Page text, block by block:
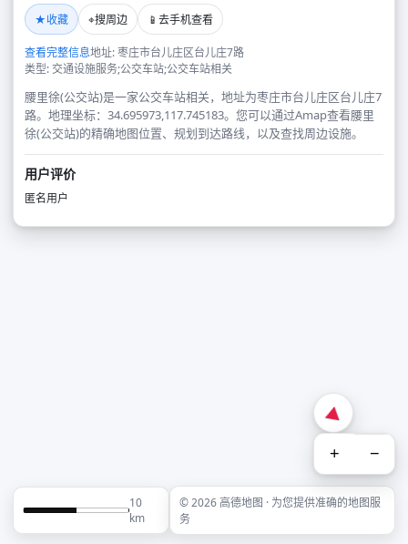
★收藏 ⌖搜周边 📱 去手机查看
查看完整信息地址: 枣庄市台儿庄区台儿庄7路
类型: 交通设施服务;公交车站;公交车站相关
腰里徐(公交站)是一家公交车站相关，地址为枣庄市台儿庄区台儿庄7
路。地理坐标：34.695973,117.745183。您可以通过Amap查看腰里
徐(公交站)的精确地图位置、规划到达路线，以及查找周边设施。
用户评价
匿名用户
+ −
10
km
© 2026 高德地图 · 为您提供准确的地图服
务